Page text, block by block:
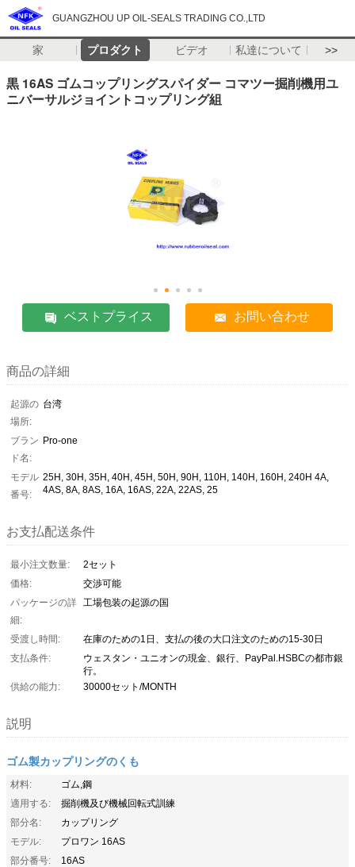
GUANGZHOU UP OIL-SEALS TRADING CO.,LTD
家 プロダクト ビデオ 私達について >>
黒 16AS ゴムコップリングスパイダー コマツー掘削機用ユ
ニバーサルジョイントコップリング組
ベストプライス お問い合わせ
商品の詳細
起源の
場所:
台湾
ブラン
ド名:
Pro-one
モデル
番号:
25H, 30H, 35H, 40H, 45H, 50H, 90H, 110H, 140H, 160H, 240H 4A,
4AS, 8A, 8AS, 16A, 16AS, 22A, 22AS, 25
お支払配送条件
最小注文数量:
2セット
価格:
交渉可能
パッケージの詳
細:
工場包装の起源の国
受渡し時間:
在庫のための1日、支払の後の大口注文のための15-30日
支払条件:
ウェスタン・ユニオンの現金、銀行、PayPal.HSBCの都市銀
行。
供給の能力:
30000セット/MONTH
説明
ゴム製カップリングのくも
材料:
ゴム,鋼
適用する:
掘削機及び機械回転式訓練
部分名:
カップリング
モデル:
プロワン 16AS
部分番号:
16AS